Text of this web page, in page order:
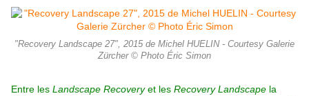
"Recovery Landscape 27", 2015 de Michel HUELIN - Courtesy Galerie
Zürcher © Photo Éric Simon
Entre les Landscape Recoveryet les Recovery Landscape la